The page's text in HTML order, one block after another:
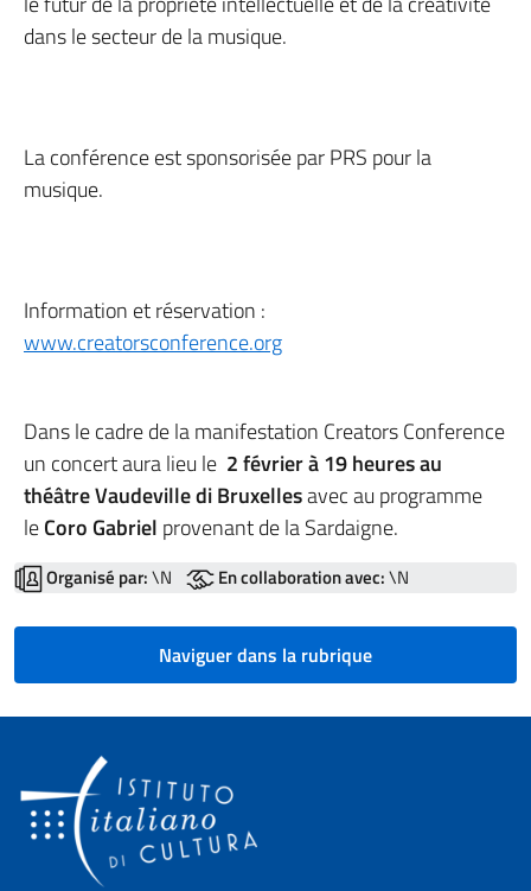
dans le secteur de la musique.
La conférence est sponsorisée par PRS pour la
musique.
Information et réservation :
www.creatorsconference.org
Dans le cadre de la manifestation Creators Conference
un concert aura lieu le 2 février à 19 heures au
théâtre Vaudeville di Bruxellesavec au programme
leCoro Gabriel provenant de la Sardaigne.
Organisé par:\N En collaboration avec:\N
Naviguer dans la rubrique